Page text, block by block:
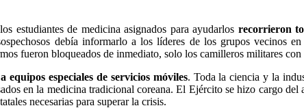
estudiantes de medicina asignados para ayudarlos recorrieron
debía informarlo a los líderes de los grupos vecinos
fueron bloqueados de inmediato, solo los camilleros militares
especiales de servicios móviles. Toda la ciencia y la
​​​​en la medicina tradicional coreana. El Ejército se hizo cargo del
necesarias para superar la crisis.